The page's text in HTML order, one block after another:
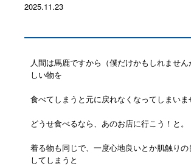
2025.11.23
人間は馬鹿ですから（僕だけかもしれませ
しい物を
食べてしまうと元に戻れなくなってしまいま
どうせ食べるなら、あのお店に行こう！と。
着る物も同じで、一度心地良いとか肌触り
してしまうと